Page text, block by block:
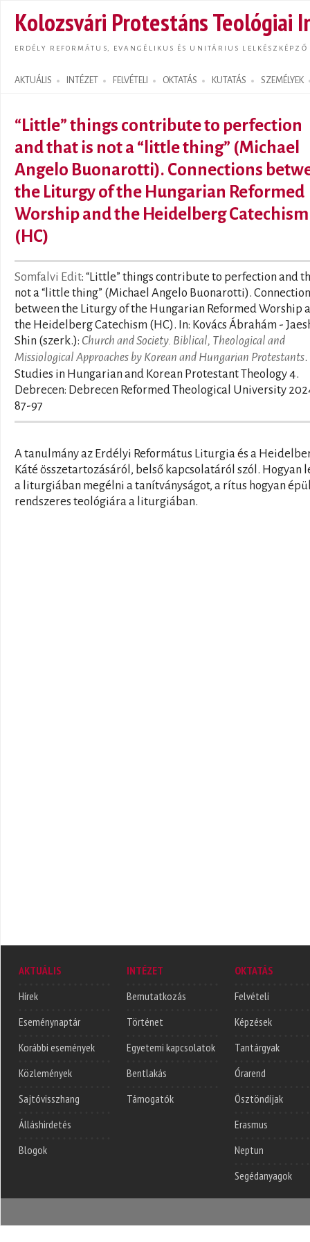
Kolozsvári Protestáns Teológiai
ERDÉLY REFORMÁTUS, EVANGÉLIKUS ÉS UNITÁRIUS LELKÉSZKÉPZŐ
AKTUÁLIS INTÉZET FELVÉTELI OKTATÁS KUTATÁS SZEMÉLYEK
Search form
“Little” things contribute to perfection
and that is not a “little thing” (Michael
Angelo Buonarotti). Connections
the Liturgy of the Hungarian Reformed
Worship and the Heidelberg Catechism
(HC)
Somfalvi Edit: “Little” things contribute to perfection and
not a “little thing” (Michael Angelo Buonarotti).
between the Liturgy of the Hungarian Reformed Worship
the Heidelberg Catechism (HC). In: Kovács Ábrahám -
Shin (szerk.): Church and Society. Biblical, Theological and
Missiological Approaches by Korean and Hungarian Protestants.
Studies in Hungarian and Korean Protestant Theology 4.
Debrecen: Debrecen Reformed Theological University
87-97
A tanulmány az Erdélyi Református Liturgia és a
Káté összetartozásáról, belső kapcsolatáról szól. Hogyan
a liturgiában megélni a tanítványságot, a rítus hogyan
rendszeres teológiára a liturgiában.
AKTUÁLIS
Hírek
Eseménynaptár
Korábbi események
Közlemények
Sajtóvisszhang
Álláshirdetés
Blogok
INTÉZET
Bemutatkozás
Történet
Egyetemi kapcsolatok
Bentlakás
Támogatók
OKTATÁS
Felvételi
Képzések
Tantárgyak
Órarend
Ösztöndíjak
Erasmus
Neptun
Segédanyagok